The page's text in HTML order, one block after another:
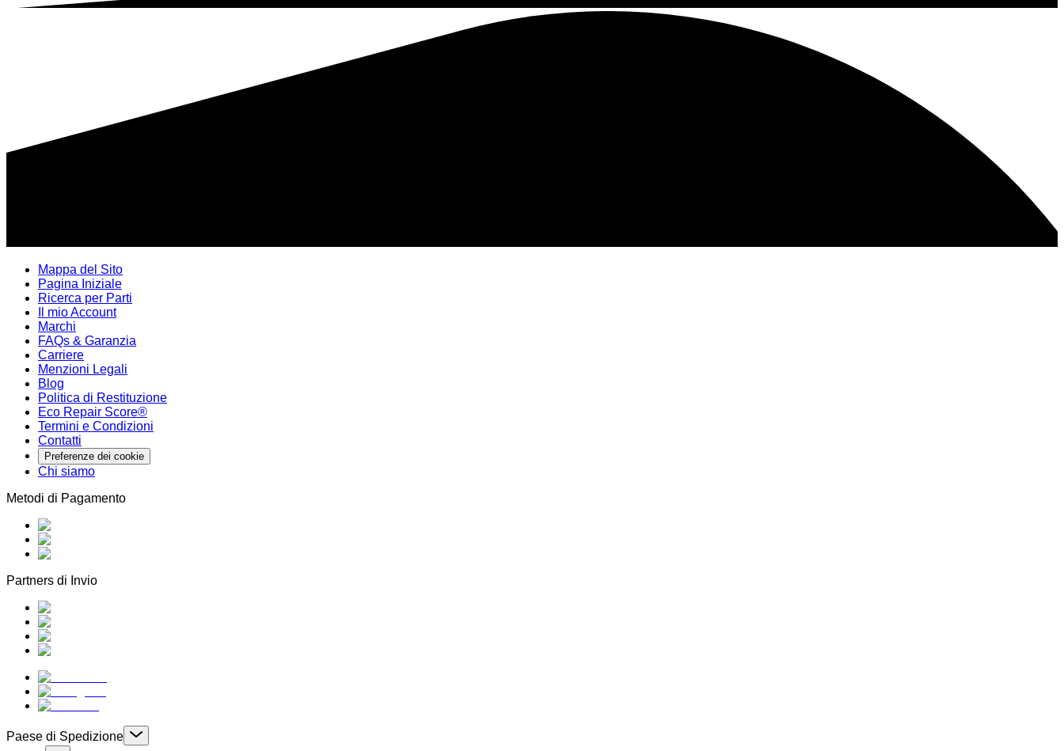
Mappa del Sito
Pagina Iniziale
Ricerca per Parti
Il mio Account
Marchi
FAQs & Garanzia
Carriere
Menzioni Legali
Blog
Politica di Restituzione
Eco Repair Score®
Termini e Condizioni
Contatti
Preferenze dei cookie
Chi siamo
Metodi di Pagamento
Partners di Invio
Paese di Spedizione